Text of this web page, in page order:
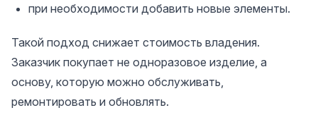
при необходимости добавить новые элементы.
Такой подход снижает стоимость владения.
Заказчик покупает не одноразовое изделие, а
основу, которую можно обслуживать,
ремонтировать и обновлять.